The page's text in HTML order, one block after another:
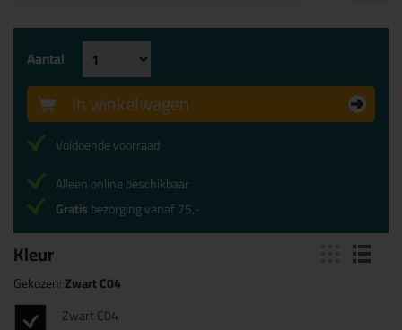
Kleur
Gekozen:Zwart C04
Zwart C04
Aantal
In winkelwagen
Voldoende voorraad
Alleen online beschikbaar
Gratisbezorging vanaf 75,-